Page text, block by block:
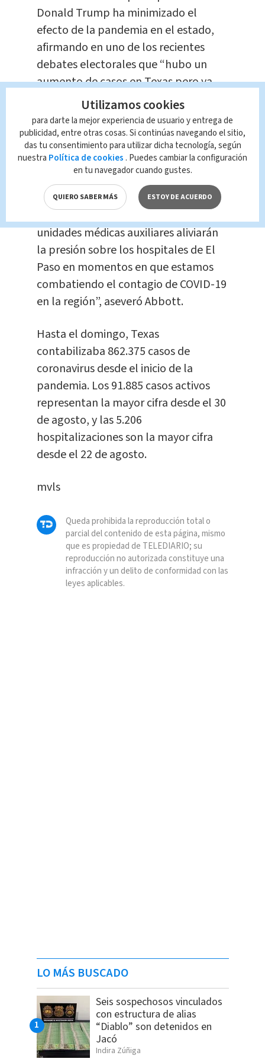
Donald Trump ha minimizado el
efecto de la pandemia en el estado,
afirmando en uno de los recientes
debates electorales que “hubo un
aumento de casos en Texas pero ya
desapareció”.
El estado ya ha enviado más de 900
profesionales de la salud a El Paso,
algunos de los cuales han sido
asignados al centro de convenciones.
unidades médicas auxiliares aliviarán
la presión sobre los hospitales de El
Paso en momentos en que estamos
combatiendo el contagio de COVID-19
en la región”, aseveró Abbott.
Hasta el domingo, Texas
contabilizaba 862.375 casos de
coronavirus desde el inicio de la
pandemia. Los 91.885 casos activos
representan la mayor cifra desde el 30
de agosto, y las 5.206
hospitalizaciones son la mayor cifra
desde el 22 de agosto.
mvls
Queda prohibida la reproducción total o
parcial del contenido de esta página, mismo
que es propiedad de TELEDIARIO; su
reproducción no autorizada constituye una
infracción y un delito de conformidad con las
leyes aplicables.
LO MÁS BUSCADO
Seis sospechosos vinculados
con estructura de alias
“Diablo” son detenidos en
Jacó
Indira Zúñiga
Utilizamos cookies
para darte la mejor experiencia de usuario y entrega de
publicidad, entre otras cosas. Si continúas navegando el sitio,
das tu consentimiento para utilizar dicha tecnología, según
nuestra Política de cookies . Puedes cambiar la configuración
en tu navegador cuando gustes.
QUIERO SABER MÁS ESTOY DE ACUERDO